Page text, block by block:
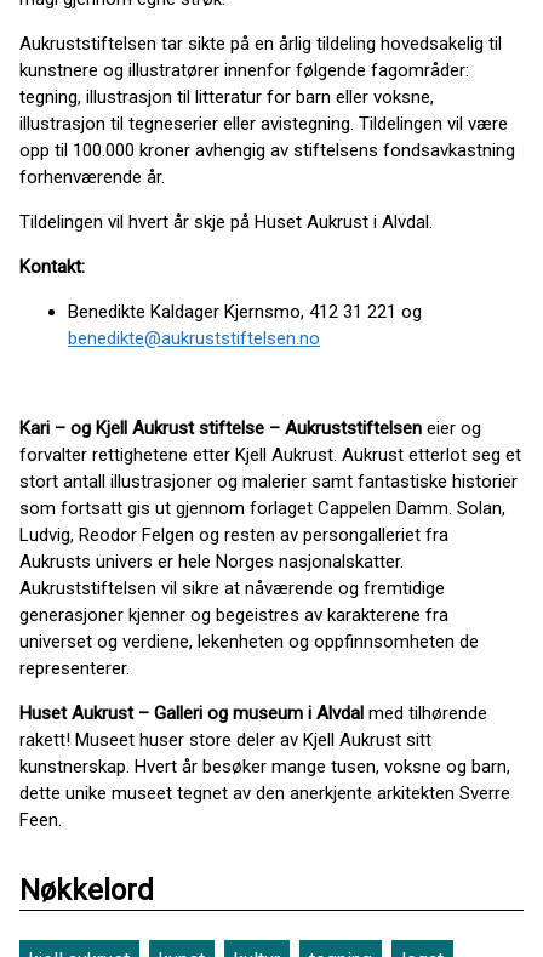
Aukruststiftelsen tar sikte på en årlig tildeling hovedsakelig til
kunstnere og illustratører innenfor følgende fagområder:
tegning, illustrasjon til litteratur for barn eller voksne,
illustrasjon til tegneserier eller avistegning. Tildelingen vil være
opp til 100.000 kroner avhengig av stiftelsens fondsavkastning
forhenværende år.
Tildelingen vil hvert år skje på Huset Aukrust i Alvdal.
Kontakt:
Benedikte Kaldager Kjernsmo, 412 31 221 og
benedikte@aukruststiftelsen.no
Kari – og Kjell Aukrust stiftelse – Aukruststiftelsen eier og
forvalter rettighetene etter Kjell Aukrust. Aukrust etterlot seg et
stort antall illustrasjoner og malerier samt fantastiske historier
som fortsatt gis ut gjennom forlaget Cappelen Damm. Solan,
Ludvig, Reodor Felgen og resten av persongalleriet fra
Aukrusts univers er hele Norges nasjonalskatter.
Aukruststiftelsen vil sikre at nåværende og fremtidige
generasjoner kjenner og begeistres av karakterene fra
universet og verdiene, lekenheten og oppfinnsomheten de
representerer.
Huset Aukrust – Galleri og museum i Alvdal med tilhørende
rakett! Museet huser store deler av Kjell Aukrust sitt
kunstnerskap. Hvert år besøker mange tusen, voksne og barn,
dette unike museet tegnet av den anerkjente arkitekten Sverre
Feen.
Nøkkelord